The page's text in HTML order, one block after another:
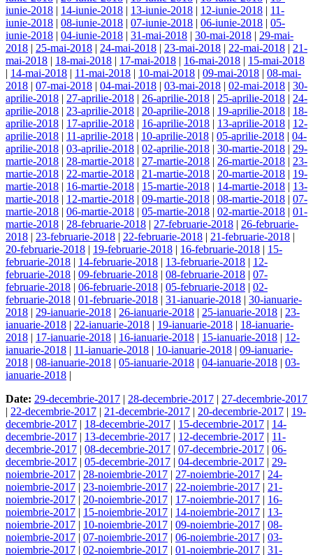
iunie-2018 | 14-iunie-2018 | 13-iunie-2018 | 12-iunie-2018 | 11-
iunie-2018 | 08-iunie-2018 | 07-iunie-2018 | 06-iunie-2018 | 05-
iunie-2018 | 04-iunie-2018 | 31-mai-2018 | 30-mai-2018 | 29-mai-
2018 | 25-mai-2018 | 24-mai-2018 | 23-mai-2018 | 22-mai-2018 | 21-
mai-2018 | 18-mai-2018 | 17-mai-2018 | 16-mai-2018 | 15-mai-2018
| 14-mai-2018 | 11-mai-2018 | 10-mai-2018 | 09-mai-2018 | 08-mai-
2018 | 07-mai-2018 | 04-mai-2018 | 03-mai-2018 | 02-mai-2018 | 30-
aprilie-2018 | 27-aprilie-2018 | 26-aprilie-2018 | 25-aprilie-2018 | 24-
aprilie-2018 | 23-aprilie-2018 | 20-aprilie-2018 | 19-aprilie-2018 | 18-
aprilie-2018 | 17-aprilie-2018 | 16-aprilie-2018 | 13-aprilie-2018 | 12-
aprilie-2018 | 11-aprilie-2018 | 10-aprilie-2018 | 05-aprilie-2018 | 04-
aprilie-2018 | 03-aprilie-2018 | 02-aprilie-2018 | 30-martie-2018 | 29-
martie-2018 | 28-martie-2018 | 27-martie-2018 | 26-martie-2018 | 23-
martie-2018 | 22-martie-2018 | 21-martie-2018 | 20-martie-2018 | 19-
martie-2018 | 16-martie-2018 | 15-martie-2018 | 14-martie-2018 | 13-
martie-2018 | 12-martie-2018 | 09-martie-2018 | 08-martie-2018 | 07-
martie-2018 | 06-martie-2018 | 05-martie-2018 | 02-martie-2018 | 01-
martie-2018 | 28-februarie-2018 | 27-februarie-2018 | 26-februarie-
2018 | 23-februarie-2018 | 22-februarie-2018 | 21-februarie-2018 |
20-februarie-2018 | 19-februarie-2018 | 16-februarie-2018 | 15-
februarie-2018 | 14-februarie-2018 | 13-februarie-2018 | 12-
februarie-2018 | 09-februarie-2018 | 08-februarie-2018 | 07-
februarie-2018 | 06-februarie-2018 | 05-februarie-2018 | 02-
februarie-2018 | 01-februarie-2018 | 31-ianuarie-2018 | 30-ianuarie-
2018 | 29-ianuarie-2018 | 26-ianuarie-2018 | 25-ianuarie-2018 | 23-
ianuarie-2018 | 22-ianuarie-2018 | 19-ianuarie-2018 | 18-ianuarie-
2018 | 17-ianuarie-2018 | 16-ianuarie-2018 | 15-ianuarie-2018 | 12-
ianuarie-2018 | 11-ianuarie-2018 | 10-ianuarie-2018 | 09-ianuarie-
2018 | 08-ianuarie-2018 | 05-ianuarie-2018 | 04-ianuarie-2018 | 03-
ianuarie-2018 |
Date: 29-decembrie-2017 | 28-decembrie-2017 | 27-decembrie-2017
| 22-decembrie-2017 | 21-decembrie-2017 | 20-decembrie-2017 | 19-
decembrie-2017 | 18-decembrie-2017 | 15-decembrie-2017 | 14-
decembrie-2017 | 13-decembrie-2017 | 12-decembrie-2017 | 11-
decembrie-2017 | 08-decembrie-2017 | 07-decembrie-2017 | 06-
decembrie-2017 | 05-decembrie-2017 | 04-decembrie-2017 | 29-
noiembrie-2017 | 28-noiembrie-2017 | 27-noiembrie-2017 | 24-
noiembrie-2017 | 23-noiembrie-2017 | 22-noiembrie-2017 | 21-
noiembrie-2017 | 20-noiembrie-2017 | 17-noiembrie-2017 | 16-
noiembrie-2017 | 15-noiembrie-2017 | 14-noiembrie-2017 | 13-
noiembrie-2017 | 10-noiembrie-2017 | 09-noiembrie-2017 | 08-
noiembrie-2017 | 07-noiembrie-2017 | 06-noiembrie-2017 | 03-
noiembrie-2017 | 02-noiembrie-2017 | 01-noiembrie-2017 | 31-